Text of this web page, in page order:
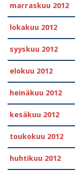
marraskuu 2012
lokakuu 2012
syyskuu 2012
elokuu 2012
heinäkuu 2012
kesäkuu 2012
toukokuu 2012
huhtikuu 2012